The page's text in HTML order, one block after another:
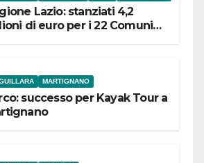
Lazio: stanziati 4,2
di euro per i 22 Comuni
MARTIGNANO
successo per Kayak Tour a